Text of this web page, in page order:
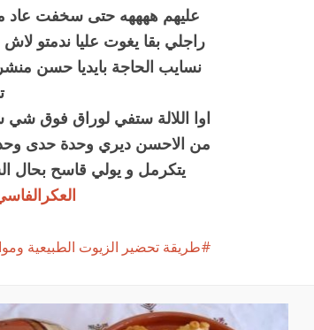
عليهم ههههه حتى سخفت عاد
راجلي بقا يغوت عليا ندمتو
نسايب الحاجة بايديا حسن
اوا اللالة ستفي لوراق فوق
من الاحسن ديري وحدة حدى
يتكرمل و يولي قاسح بحال
طريقة تحضير الزيوت الطبيعية